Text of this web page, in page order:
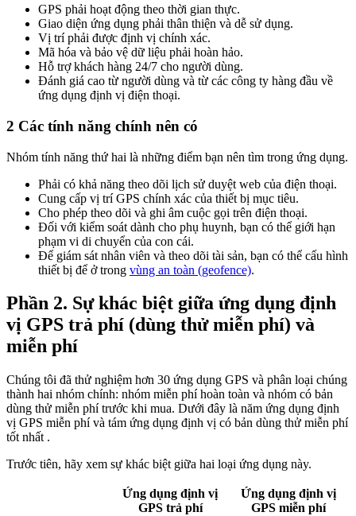
GPS phải hoạt động theo thời gian thực.
Giao diện ứng dụng phải thân thiện và dễ sử dụng.
Vị trí phải được định vị chính xác.
Mã hóa và bảo vệ dữ liệu phải hoàn hảo.
Hỗ trợ khách hàng 24/7 cho người dùng.
Đánh giá cao từ người dùng và từ các công ty hàng đầu về
ứng dụng định vị điện thoại.
2 Các tính năng chính nên có
Nhóm tính năng thứ hai là những điểm bạn nên tìm trong ứng dụng.
Phải có khả năng theo dõi lịch sử duyệt web của điện thoại.
Cung cấp vị trí GPS chính xác của thiết bị mục tiêu.
Cho phép theo dõi và ghi âm cuộc gọi trên điện thoại.
Đối với kiểm soát dành cho phụ huynh, bạn có thể giới hạn
phạm vi di chuyển của con cái.
Để giám sát nhân viên và theo dõi tài sản, bạn có thể cấu hình
thiết bị để ở trong vùng an toàn (geofence).
Phần 2. Sự khác biệt giữa ứng dụng định
vị GPS trả phí (dùng thử miễn phí) và
miễn phí
Chúng tôi đã thử nghiệm hơn 30 ứng dụng GPS và phân loại chúng
thành hai nhóm chính: nhóm miễn phí hoàn toàn và nhóm có bản
dùng thử miễn phí trước khi mua. Dưới đây là năm ứng dụng định
vị GPS miễn phí và tám ứng dụng định vị có bản dùng thử miễn phí
tốt nhất .
Trước tiên, hãy xem sự khác biệt giữa hai loại ứng dụng này.
Ứng dụng định vị
GPS trả phí
Ứng dụng định vị
GPS miễn phí